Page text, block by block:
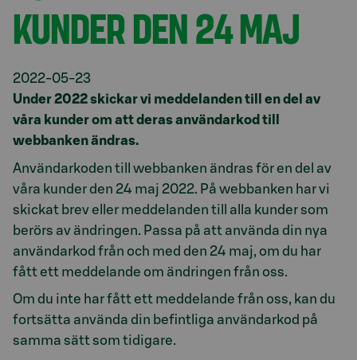
KUNDER DEN 24 MAJ
2022-05-23
Under 2022 skickar vi meddelanden till en del av
våra kunder om att deras användarkod till
webbanken ändras.
Användarkoden till webbanken ändras för en del av
våra kunder den 24 maj 2022. På webbanken har vi
skickat brev eller meddelanden till alla kunder som
berörs av ändringen. Passa på att använda din nya
användarkod från och med den 24 maj, om du har
fått ett meddelande om ändringen från oss.
Om du inte har fått ett meddelande från oss, kan du
fortsätta använda din befintliga användarkod på
samma sätt som tidigare.